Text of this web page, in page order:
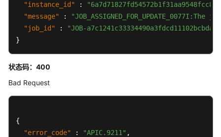
专
享
概
要
询
"instance_id"
:
"6a7d71827fd54572b1f31aa9548fcc81"
"message"
:
"job_id"
:
"JOB-a7c1241c33334490a3fdcd11102bcbda"
}
状态码：400
Bad Request
{
"error_code"
: "APIC.9211" ,